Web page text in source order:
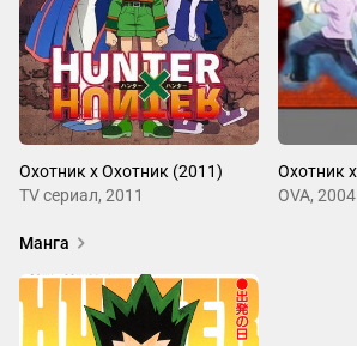
Охотник х Охотник (2011)
ТV сериал, 2011
OVA, 2004
Манга